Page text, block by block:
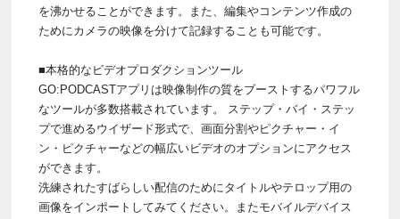
を沸かせることができます。また、編集やコンテンツ作成の
ためにカメラの映像を分けて記録することも可能です。
■本格的なビデオプロダクションツール
GO:PODCASTアプリは映像制作の質をブーストするパワフル
なツールが多数搭載されています。 ステップ・バイ・ステッ
プで進めるウイザード形式で、画面分割やピクチャー・イ
ン・ピクチャーなどの幅広いビデオのオプションにアクセス
ができます。
洗練されたすばらしい配信のためにタイトルやテロップ用の
画像をインポートしてみてください。またモバイルデバイス